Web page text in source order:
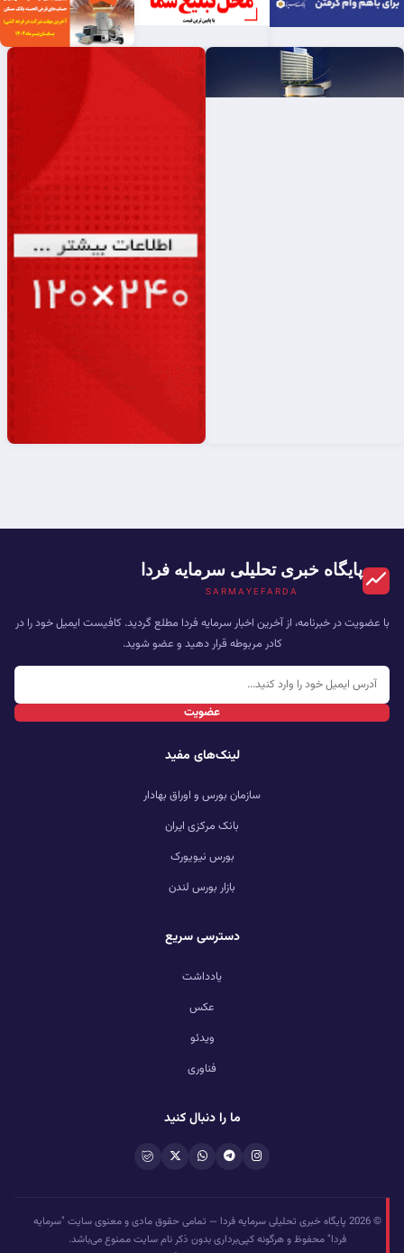
پایگاه خبری تحلیلی سرمایه فردا
SARMAYEFARDA
با عضویت در خبرنامه، از آخرین اخبار سرمایه فردا مطلع گردید. کافیست ایمیل خود را در
کادر مربوطه قرار دهید و عضو شوید.
عضویت
لینک‌های مفید
سازمان بورس و اوراق بهادار
بانک مرکزی ایران
بورس نیویورک
بازار بورس لندن
دسترسی سریع
یادداشت
عکس
ویدئو
فناوری
ما را دنبال کنید
© 2026 پایگاه خبری تحلیلی سرمایه فردا — تمامی حقوق مادی و معنوی سایت "سرمایه
فردا" محفوظ و هرگونه کپی‌برداری بدون ذکر نام سایت ممنوع می‌باشد.